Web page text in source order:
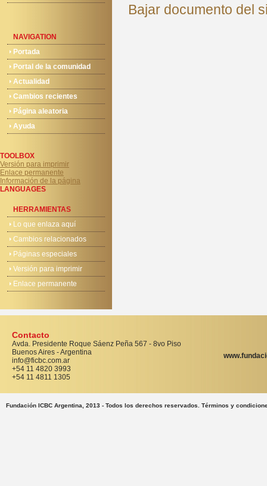
NAVIGATION
Portada
Portal de la comunidad
Actualidad
Cambios recientes
Página aleatoria
Ayuda
TOOLBOX
Versión para imprimir
Enlace permanente
Información de la página
LANGUAGES
HERRAMIENTAS
Lo que enlaza aquí
Cambios relacionados
Páginas especiales
Versión para imprimir
Enlace permanente
Bajar documento del
Contacto
Avda. Presidente Roque Sáenz Peña 567 - 8vo Piso
Buenos Aires - Argentina
info@ficbc.com.ar
+54 11 4820 3993
+54 11 4811 1305
Fundación ICBC Argentina, 2013 - Todos los derechos reservados. Términos y